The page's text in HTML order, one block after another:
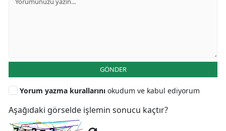
GÖNDER
Yorum yazma kurallarını okudum ve kabul ediyorum
Aşağıdaki görselde işlemin sonucu kaçtır?